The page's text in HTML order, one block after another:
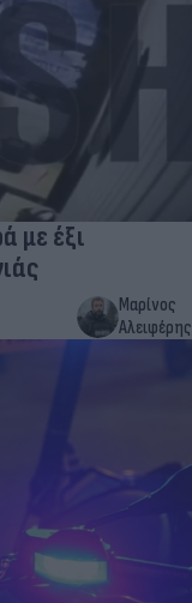
με έξι
Μαρίνος
Αλειφέρης